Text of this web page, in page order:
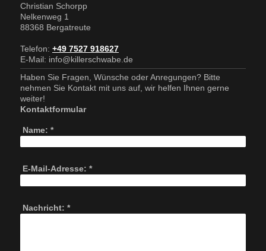
Christian Schorpp
Nelkenweg 1
88368 Bergatreute
Telefon: +49 7527 918627
E-Mail: info@killerschwabe.de
Haben Sie Fragen, Wünsche oder Anregungen? Bitte
nehmen Sie Kontakt mit uns auf, wir helfen Ihnen gerne
weiter!
Kontaktformular
Name: *
E-Mail-Adresse: *
Nachricht: *